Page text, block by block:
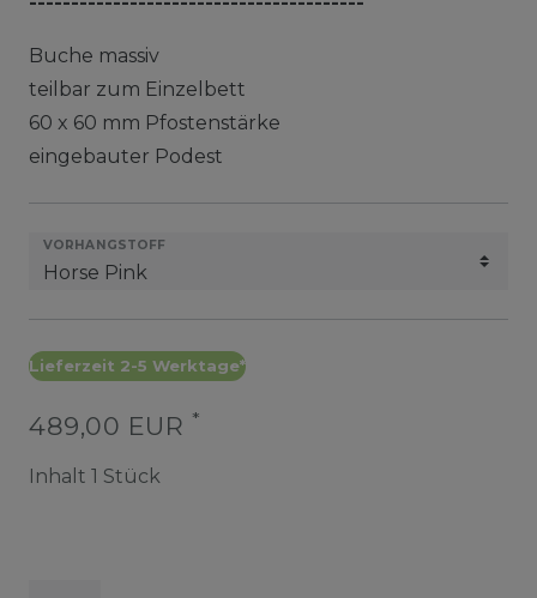
Buche massiv
teilbar zum Einzelbett
60 x 60 mm Pfostenstärke
eingebauter Podest
VORHANGSTOFF
Lieferzeit 2-5 Werktage*
489,00 EUR *
Inhalt 1 Stück